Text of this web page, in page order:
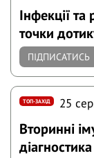
Інфекції
точки
ПІДПИСАТИСЬ
ТОП-ЗАХІД 25
Вторинні